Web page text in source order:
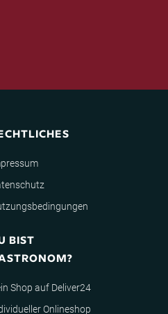
BIST
Shop auf Deliver24
Onlineshop